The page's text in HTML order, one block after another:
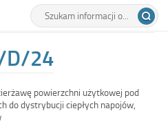
Wyszukiwarka
Tutaj
wpisz
24
powierzchni użytkowej pod
do dystrybucji ciepłych napojów,